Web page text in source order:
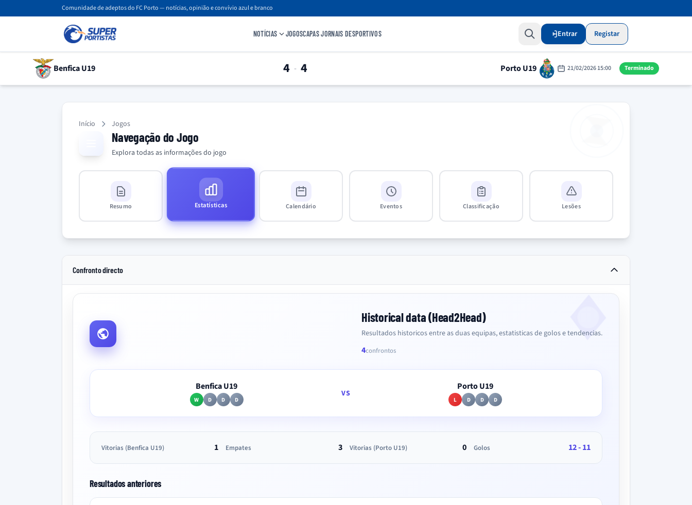
Comunidade de adeptos do FC Porto — notícias, opinião e convívio azul e branco
NOTÍCIAS JOGOSCAPAS JORNAIS DESPORTIVOS Entrar Registar
Benfica U19 4 - 4 Porto U19 21/02/2026 15:00 Terminado
Início Jogos
Navegação do Jogo
Explora todas as informações do jogo
Resumo Estatísticas Calendário Eventos Classificação Lesões
Confronto directo
Historical data (Head2Head)
Resultados historicos entre as duas equipas, estatisticas de golos e tendencias.
4confrontos
Benfica U19
W D D D
VS
Porto U19
L D D D
Vitorias (Benfica U19) 1 Empates 3 Vitorias (Porto U19) 0 Golos 12 - 11
Resultados anteriores